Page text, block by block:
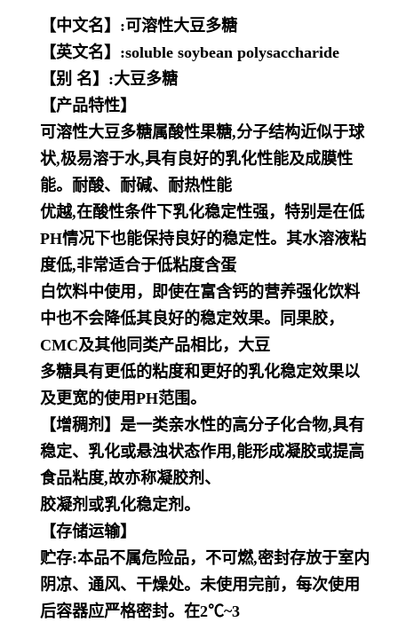
【中文名】:可溶性大豆多糖
【英文名】:soluble soybean polysaccharide
【别 名】:大豆多糖
【产品特性】
可溶性大豆多糖属酸性果糖,分子结构近似于球
状,极易溶于水,具有良好的乳化性能及成膜性
能。耐酸、耐碱、耐热性能
优越,在酸性条件下乳化稳定性强，特别是在低
PH情况下也能保持良好的稳定性。其水溶液粘
度低,非常适合于低粘度含蛋
白饮料中使用，即使在富含钙的营养强化饮料
中也不会降低其良好的稳定效果。同果胶，
CMC及其他同类产品相比，大豆
多糖具有更低的粘度和更好的乳化稳定效果以
及更宽的使用PH范围。
【增稠剂】是一类亲水性的高分子化合物,具有
稳定、乳化或悬浊状态作用,能形成凝胶或提高
食品粘度,故亦称凝胶剂、
胶凝剂或乳化稳定剂。
【存储运输】
贮存:本品不属危险品，不可燃,密封存放于室内
阴凉、通风、干燥处。未使用完前，每次使用
后容器应严格密封。在2℃~3